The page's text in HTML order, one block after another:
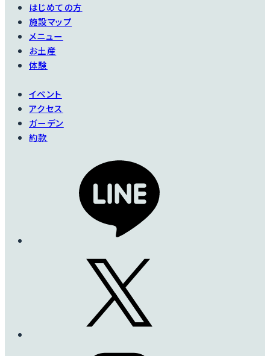
はじめての方
施設マップ
メニュー
お土産
体験
イベント
アクセス
ガーデン
約款